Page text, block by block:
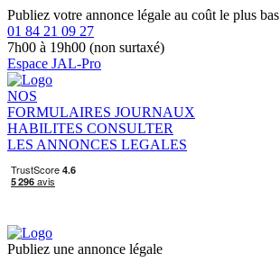
Publiez votre annonce légale au coût le plus bas
01 84 21 09 27
7h00 à 19h00 (non surtaxé)
Espace JAL-Pro
NOS
FORMULAIRES JOURNAUX
HABILITES CONSULTER
LES ANNONCES LEGALES
Publiez une annonce légale